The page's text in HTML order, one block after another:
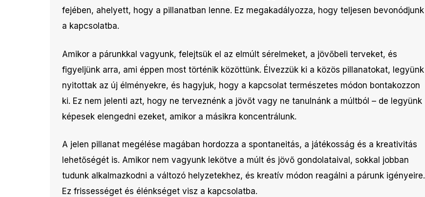
fejében, ahelyett, hogy a pillanatban lenne. Ez megakadályozza, hogy teljesen bevonódjunk
a kapcsolatba.
Amikor a párunkkal vagyunk, felejtsük el az elmúlt sérelmeket, a jövőbeli terveket, és
figyeljünk arra, ami éppen most történik közöttünk. Élvezzük ki a közös pillanatokat, legyünk
nyitottak az új élményekre, és hagyjuk, hogy a kapcsolat természetes módon bontakozzon
ki. Ez nem jelenti azt, hogy ne terveznénk a jövőt vagy ne tanulnánk a múltból – de legyünk
képesek elengedni ezeket, amikor a másikra koncentrálunk.
A jelen pillanat megélése magában hordozza a spontaneitás, a játékosság és a kreativitás
lehetőségét is. Amikor nem vagyunk lekötve a múlt és jövő gondolataival, sokkal jobban
tudunk alkalmazkodni a változó helyzetekhez, és kreatív módon reagálni a párunk igényeire.
Ez frissességet és élénkséget visz a kapcsolatba.